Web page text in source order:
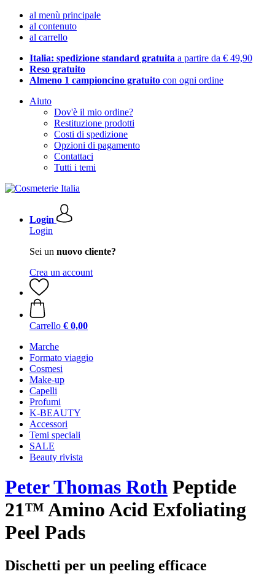
al menù principale
al contenuto
al carrello
Italia: spedizione standard gratuita a partire da € 49,90
Reso gratuito
Almeno 1 campioncino gratuito con ogni ordine
Aiuto
Dov'è il mio ordine?
Restituzione prodotti
Costi di spedizione
Opzioni di pagamento
Contattaci
Tutti i temi
Login
Login
Sei un nuovo cliente?
Crea un account
Carrello € 0,00
Marche
Formato viaggio
Cosmesi
Make-up
Capelli
Profumi
K-BEAUTY
Accessori
Temi speciali
SALE
Beauty rivista
Peter Thomas Roth Peptide
21™ Amino Acid Exfoliating
Peel Pads
Dischetti per un peeling efficace